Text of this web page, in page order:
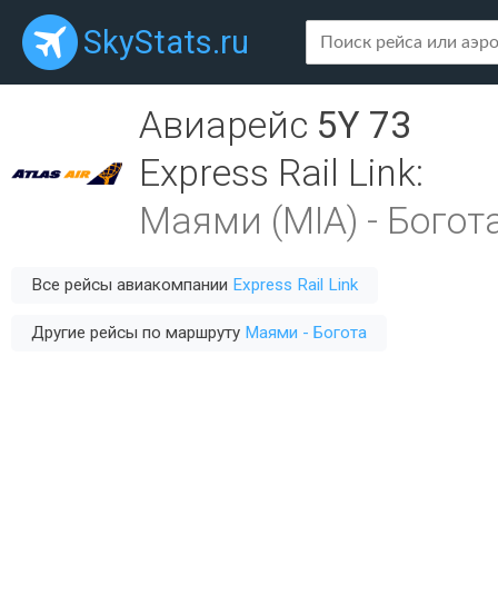
SkyStats.ru
Авиарейс 5Y 73
Express Rail Link:
Маями (MIA) -
Все рейсы авиакомпании Express Rail Link
Другие рейсы по маршруту Маями - Богота